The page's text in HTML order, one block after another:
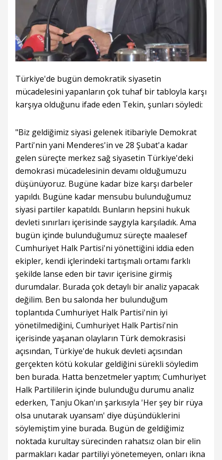
Türkiye'de bugün demokratik siyasetin
mücadelesini yapanların çok tuhaf bir tabloyla karşı
karşıya olduğunu ifade eden Tekin, şunları söyledi:
"Biz geldiğimiz siyasi gelenek itibariyle Demokrat
Parti'nin yani Menderes'in ve 28 Şubat'a kadar
gelen süreçte merkez sağ siyasetin Türkiye'deki
demokrasi mücadelesinin devamı olduğumuzu
düşünüyoruz. Bugüne kadar bize karşı darbeler
yapıldı. Bugüne kadar mensubu bulunduğumuz
siyasi partiler kapatıldı. Bunların hepsini hukuk
devleti sınırları içerisinde saygıyla karşıladık. Ama
bugün içinde bulunduğumuz süreçte maalesef
Cumhuriyet Halk Partisi'ni yönettiğini iddia eden
ekipler, kendi içlerindeki tartışmalı ortamı farklı
şekilde lanse eden bir tavır içerisine girmiş
durumdalar. Burada çok detaylı bir analiz yapacak
değilim. Ben bu salonda her bulunduğum
toplantıda Cumhuriyet Halk Partisi'nin iyi
yönetilmediğini, Cumhuriyet Halk Partisi'nin
içerisinde yaşanan olayların Türk demokrasisi
açısından, Türkiye'de hukuk devleti açısından
gerçekten kötü kokular geldiğini sürekli söyledim
ben burada. Hatta benzetmeler yaptım; Cumhuriyet
Halk Partililerin içinde bulunduğu durumu analiz
ederken, Tanju Okan'ın şarkısıyla 'Her şey bir rüya
olsa unutarak uyansam' diye düşündüklerini
söylemiştim yine burada. Bugün de geldiğimiz
noktada kurultay sürecinden rahatsız olan bir elin
parmakları kadar partiliyi yönetemeyen, onları ikna